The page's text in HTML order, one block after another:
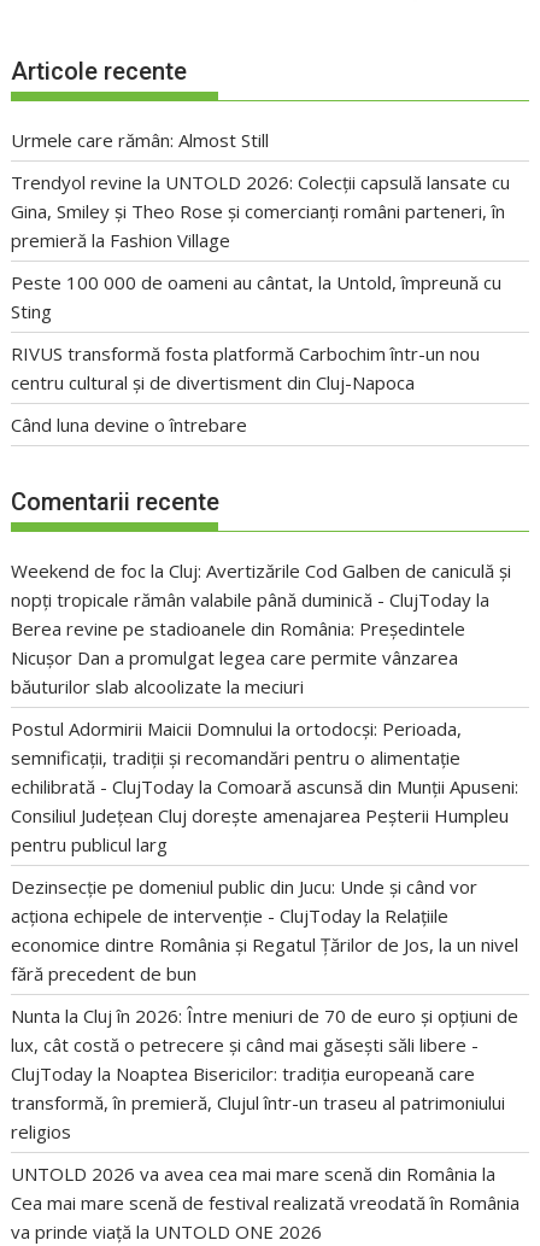
Articole recente
Urmele care rămân: Almost Still
Trendyol revine la UNTOLD 2026: Colecții capsulă lansate cu
Gina, Smiley și Theo Rose și comercianți români parteneri, în
premieră la Fashion Village
Peste 100 000 de oameni au cântat, la Untold, împreună cu
Sting
RIVUS transformă fosta platformă Carbochim într-un nou
centru cultural și de divertisment din Cluj-Napoca
Când luna devine o întrebare
Comentarii recente
Weekend de foc la Cluj: Avertizările Cod Galben de caniculă și
nopți tropicale rămân valabile până duminică - ClujToday la
Berea revine pe stadioanele din România: Președintele
Nicușor Dan a promulgat legea care permite vânzarea
băuturilor slab alcoolizate la meciuri
Postul Adormirii Maicii Domnului la ortodocși: Perioada,
semnificații, tradiții și recomandări pentru o alimentație
echilibrată - ClujToday laComoară ascunsă din Munții Apuseni:
Consiliul Județean Cluj dorește amenajarea Peșterii Humpleu
pentru publicul larg
Dezinsecție pe domeniul public din Jucu: Unde și când vor
acționa echipele de intervenție - ClujToday la Relațiile
economice dintre România și Regatul Țărilor de Jos, la un nivel
fără precedent de bun
Nunta la Cluj în 2026: Între meniuri de 70 de euro și opțiuni de
lux, cât costă o petrecere și când mai găsești săli libere -
ClujToday la Noaptea Bisericilor: tradiția europeană care
transformă, în premieră, Clujul într-un traseu al patrimoniului
religios
UNTOLD 2026 va avea cea mai mare scenă din România la
Cea mai mare scenă de festival realizată vreodată în România
va prinde viață la UNTOLD ONE 2026